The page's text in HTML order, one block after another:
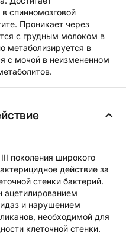
спинномозговой
Проникает через
с грудным молоком в
метаболизируется в
с мочой в неизмененном
поколения широкого
действие за
стенки бактерий.
ацетилированием
и нарушением
необходимой для
клеточной стенки.